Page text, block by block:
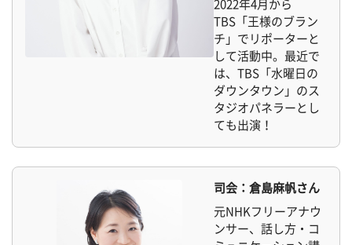
2022年4月から
TBS「王様のブラン
チ」でリポーターと
して活動中。最近で
は、TBS「水曜日の
ダウンタウン」のス
タジオパネラーとし
ても出演！
司会：倉島麻帆さん
元NHKフリーアナウ
ンサー、話し方・コ